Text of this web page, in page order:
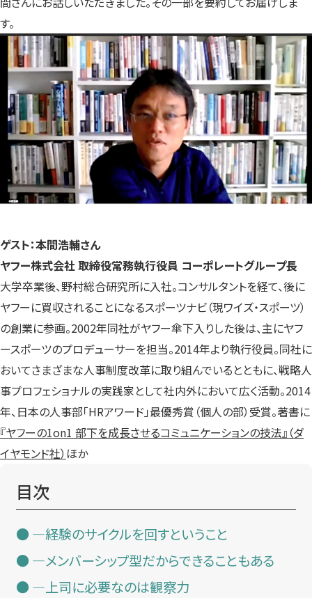
す。
ゲスト：本間浩輔さん
ヤフー株式会社 取締役常務執行役員 コーポレートグループ長
大学卒業後、野村総合研究所に入社。コンサルタントを経て、後に
ヤフーに買収されることになるスポーツナビ（現ワイズ・スポーツ）
の創業に参画。2002年同社がヤフー傘下入りした後は、主にヤフ
ースポーツのプロデューサーを担当。2014年より執行役員。同社に
おいてさまざまな人事制度改革に取り組んでいるとともに、戦略人
事プロフェショナルの実践家として社内外において広く活動。2014
年、日本の人事部「HRアワード」最優秀賞（個人の部）受賞。著書に
『ヤフーの1on1 部下を成長させるコミュニケーションの技法』 （ダ
イヤモンド社） ほか
目次
—経験のサイクルを回すということ
—メンバーシップ型だからできることもある
—上司に必要なのは観察力